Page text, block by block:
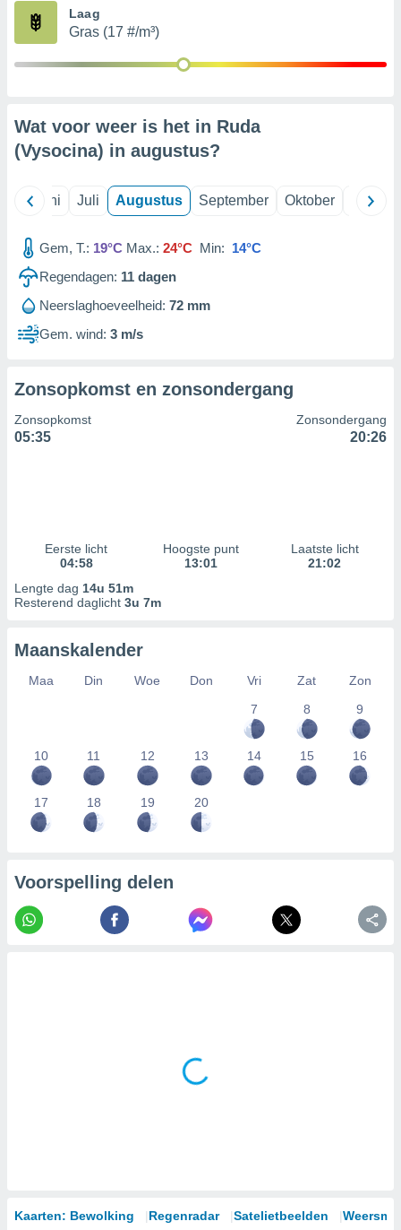
partners
Laag
Gras (17 #/m³)
Wat voor weer is het in Ruda
(Vysocina) in augustus?
Juni Juli Augustus September Oktober
Gem, T.: 19°C Max.: 24°C Min: 14°C
Regendagen: 11 dagen
Neerslaghoeveelheid: 72 mm
Gem. wind: 3 m/s
Zonsopkomst en zonsondergang
Zonsopkomst
05:35
Zonsondergang
20:26
Eerste licht
04:58
Hoogste punt
13:01
Laatste licht
21:02
Lengte dag 14u 51m
Resterend daglicht 3u 7m
Maanskalender
Maa Din Woe Don Vri Zat
Zon
7
8 9
10 11 12 13 14 15 16
17 18 19 20
Voorspelling delen
Kaarten: Bewolking Regenradar Satelietbeelden